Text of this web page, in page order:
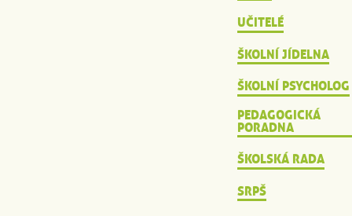
UČITELÉ
ŠKOLNÍ JÍDELNA
ŠKOLNÍ PSYCHOLOG
PEDAGOGICKÁ
PORADNA
ŠKOLSKÁ RADA
SRPŠ